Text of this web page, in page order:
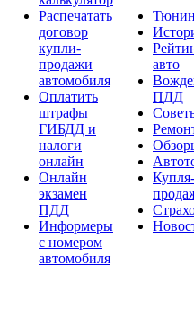
Распечатать
договор
купли-
продажи
автомобиля
Оплатить
штрафы
ГИБДД и
налоги
онлайн
Онлайн
экзамен
ПДД
Информеры
с номером
автомобиля
авто
ПДД
Купля-